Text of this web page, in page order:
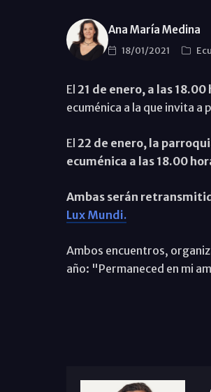
Ana María Medina
18/01/2021
El 21 de enero, a las
ecuménica a la que invita
El 22 de enero, la
ecuménica a las 18.00
Ambas serán
Lux Mundi.
Ambos encuentros,
año: "Permaneced en mi